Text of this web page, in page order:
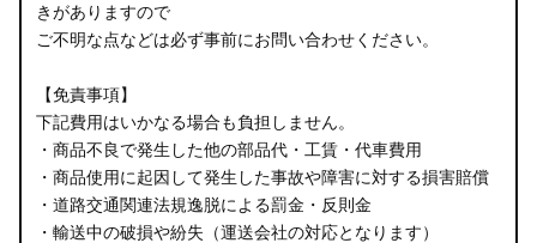
KG CX-8
GU クロストレック
GU インプレッサ
VN5 VNH レヴォーグ / レイバック
きがありますので
ご不明な点などは必ず事前にお問い合わせください。
【免責事項】
下記費用はいかなる場合も負担しません。
・商品不良で発生した他の部品代・工賃・代車費用
・商品使用に起因して発生した事故や障害に対する損害賠償
・道路交通関連法規逸脱による罰金・反則金
・輸送中の破損や紛失（運送会社の対応となります）